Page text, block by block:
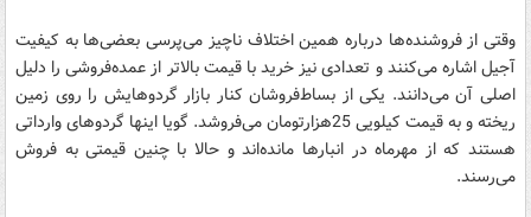
وقتی از فروشنده‌ها درباره همین اختلاف ناچیز می‌پرسی بعضی‌ها به کیفیت
آجیل اشاره می‌کنند و تعدادی نیز خرید با قیمت بالاتر از عمده‌فروشی را دلیل
اصلی آن می‌دانند. یکی از بساط‌فروشان کنار بازار گردوهایش را روی زمین
ریخته و به قیمت کیلویی 25هزارتومان می‌فروشد. گویا اینها گردوهای وارداتی
هستند که از مهرماه در انبارها مانده‌اند و حالا با چنین قیمتی به فروش
می‌رسند.